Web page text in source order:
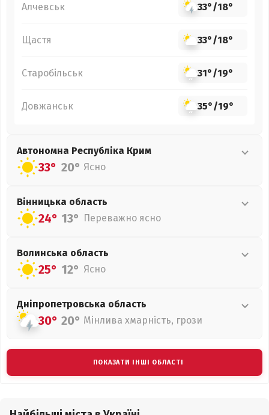
Алчевськ 33°/18°
Щастя 33°/18°
Старобільськ 31°/19°
Довжанськ 35°/19°
Автономна Республіка Крим
33° 20° Ясно
Вінницька область
24° 13° Переважно ясно
Волинська область
25° 12° Ясно
Дніпропетровська область
30° 20° Мінлива хмарність, грози
ПОКАЗАТИ ІНШІ ОБЛАСТІ